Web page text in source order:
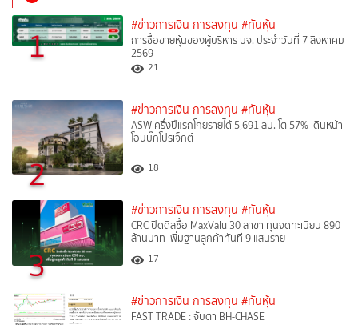
1 #ข่าวการเงิน การลงทุน #ทันหุ้น
การซื้อขายหุ้นของผู้บริหาร บจ. ประจำวันที่ 7 สิงหาคม
2569
21
2
#ข่าวการเงิน การลงทุน #ทันหุ้น
ASW ครึ่งปีแรกโกยรายได้ 5,691 ลบ. โต 57% เดินหน้า
โอนบิ๊กโปรเจ็กต์
18
3
#ข่าวการเงิน การลงทุน #ทันหุ้น
CRC ปิดดีลซื้อ MaxValu 30 สาขา ทุนจดทะเบียน 890
ล้านบาท เพิ่มฐานลูกค้าทันที 9 แสนราย
17
#ข่าวการเงิน การลงทุน #ทันหุ้น
FAST TRADE : จับตา BH-CHASE